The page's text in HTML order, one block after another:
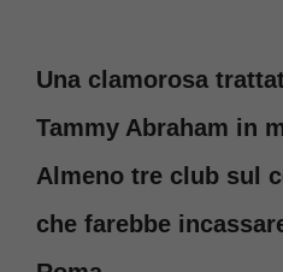
Una clamorosa
Tammy Abraham in
Almeno tre club sul
che farebbe